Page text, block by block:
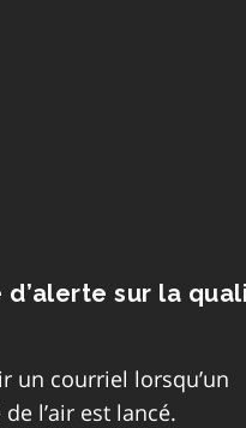
sur la
un courriel lorsqu’un
l’air est lancé.